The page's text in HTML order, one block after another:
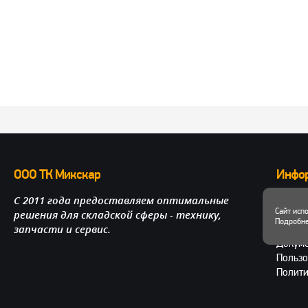
ООО ТК Микскар
С 2011 года предоставляем оптимальные
решения для складской сферы - технику,
запчасти и сервис.
Сайт